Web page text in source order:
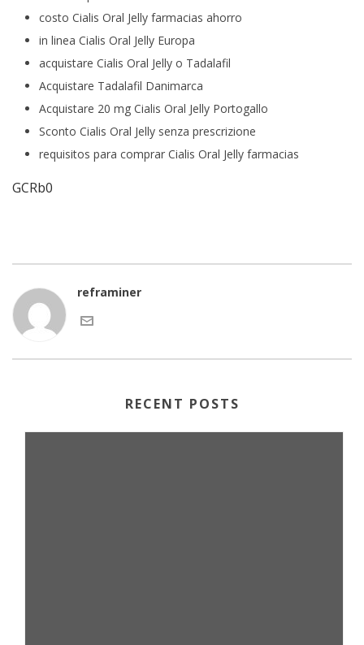
costo Cialis Oral Jelly farmacias ahorro
in linea Cialis Oral Jelly Europa
acquistare Cialis Oral Jelly o Tadalafil
Acquistare Tadalafil Danimarca
Acquistare 20 mg Cialis Oral Jelly Portogallo
Sconto Cialis Oral Jelly senza prescrizione
requisitos para comprar Cialis Oral Jelly farmacias
GCRb0
reframiner
RECENT POSTS